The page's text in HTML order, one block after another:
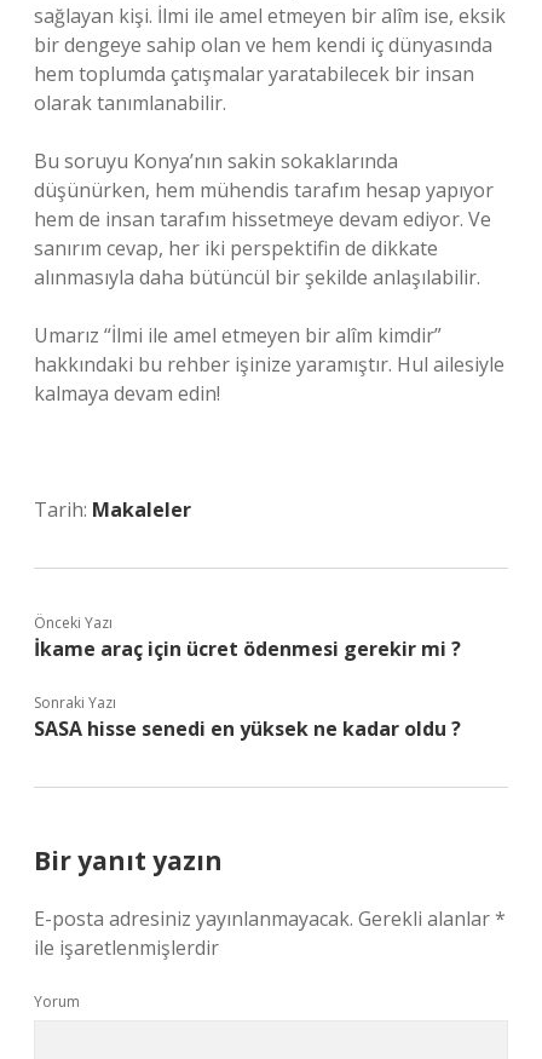
sağlayan kişi. İlmi ile amel etmeyen bir alîm ise, eksik
bir dengeye sahip olan ve hem kendi iç dünyasında
hem toplumda çatışmalar yaratabilecek bir insan
olarak tanımlanabilir.
Bu soruyu Konya’nın sakin sokaklarında
düşünürken, hem mühendis tarafım hesap yapıyor
hem de insan tarafım hissetmeye devam ediyor. Ve
sanırım cevap, her iki perspektifin de dikkate
alınmasıyla daha bütüncül bir şekilde anlaşılabilir.
Umarız “İlmi ile amel etmeyen bir alîm kimdir”
hakkındaki bu rehber işinize yaramıştır. Hul ailesiyle
kalmaya devam edin!
Tarih: Makaleler
Önceki Yazı
İkame araç için ücret ödenmesi gerekir mi ?
Sonraki Yazı
SASA hisse senedi en yüksek ne kadar oldu ?
Bir yanıt yazın
E-posta adresiniz yayınlanmayacak. Gerekli alanlar*
ile işaretlenmişlerdir
Yorum